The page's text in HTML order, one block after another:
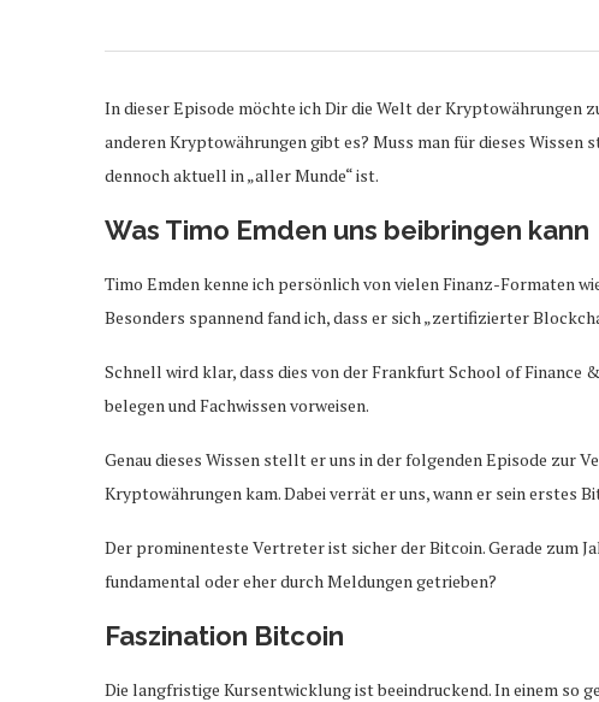
In dieser Episode möchte ich Dir die Welt der Kryptowährungen
anderen Kryptowährungen gibt es? Muss man für dieses Wissen
dennoch aktuell in „aller Munde“ ist.
Was Timo Emden uns beibringen kann
Timo Emden kenne ich persönlich von vielen Finanz-Formaten
Besonders spannend fand ich, dass er sich „zertifizierter
Schnell wird klar, dass dies von der Frankfurt School of Finance
belegen und Fachwissen vorweisen.
Genau dieses Wissen stellt er uns in der folgenden Episode zur
Kryptowährungen kam. Dabei verrät er uns, wann er sein
Der prominenteste Vertreter ist sicher der Bitcoin. Gerade zum
fundamental oder eher durch Meldungen getrieben?
Faszination Bitcoin
Die langfristige Kursentwicklung ist beeindruckend. In einem so